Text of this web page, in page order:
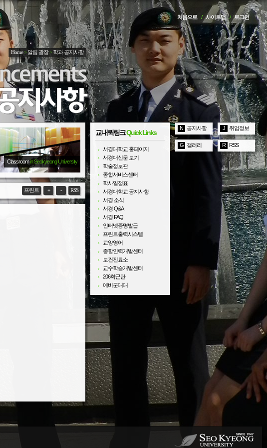
처음으로 / 사이트맵 / 로그인
Home>알림 광장>학과 공지사항
Classroomin Seokyeong University
RSS
-
+
프린트
교내퀵링크Quick Links
서경대학교 홈페이지
서경대신문 보기
학술정보관
종합서비스센터
학사일정표
서경대학교 공지사항
서경 소식
서경 Q&A
서경 FAQ
인터넷증명발급
프린트출력시스템
교양영어
종합인력개발센터
보건진료소
교수학습개발센터
206학군단
예비군대대
N 공지사항 J 취업정보
G 갤러리 R RSS